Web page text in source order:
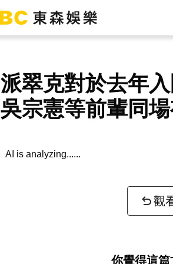
派翠克對於去年
吳宗憲等前輩同
AI is analyzing...
觀
你覺得這篇